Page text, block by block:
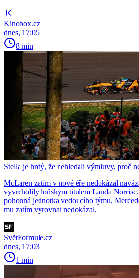
Kinobox.cz
dnes, 17:05
8 min
Stella je hrdý, že nehledali výmluvy, proč
McLaren zatím v nové éře nedokázal
vyvrcholily loňským titulem Landa Norrise.
pohonná jednotka vedoucího týmu,
mu zatím vyrovnat nedokázal.
SvětFormule.cz
dnes, 17:03
1 min